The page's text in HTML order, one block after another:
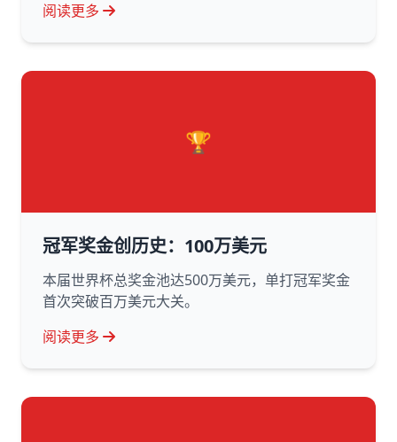
阅读更多
🏆
冠军奖金创历史：100万美元
本届世界杯总奖金池达500万美元，单打冠军奖金
首次突破百万美元大关。
阅读更多